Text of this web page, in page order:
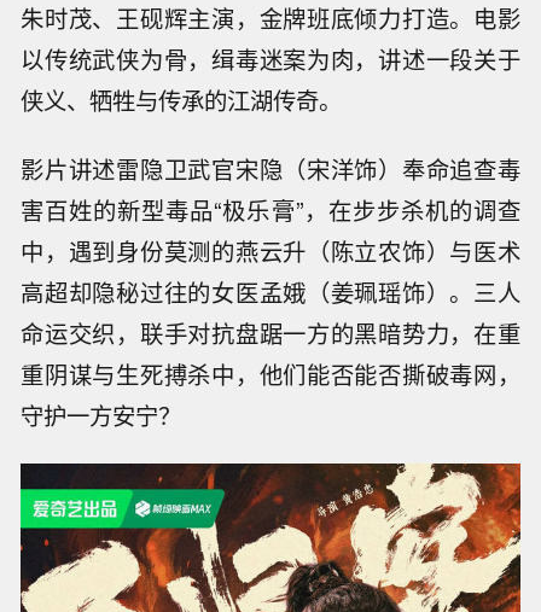
朱时茂、王砚辉主演，金牌班底倾力打造。电影
以传统武侠为骨，缉毒迷案为肉，讲述一段关于
侠义、牺牲与传承的江湖传奇。
影片讲述雷隐卫武官宋隐（宋洋饰）奉命追查毒
害百姓的新型毒品“极乐膏”，在步步杀机的调查
中，遇到身份莫测的燕云升（陈立农饰）与医术
高超却隐秘过往的女医孟娥（姜珮瑶饰）。三人
命运交织，联手对抗盘踞一方的黑暗势力，在重
重阴谋与生死搏杀中，他们能否能否撕破毒网，
守护一方安宁？